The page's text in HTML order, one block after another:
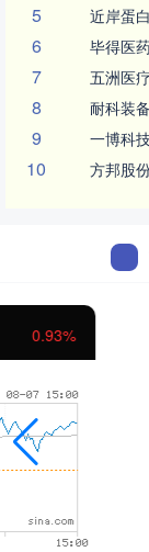
5 近岸蛋白
6 毕得医
7 五洲医疗
8 耐科装备
9 一博科
10 方邦股